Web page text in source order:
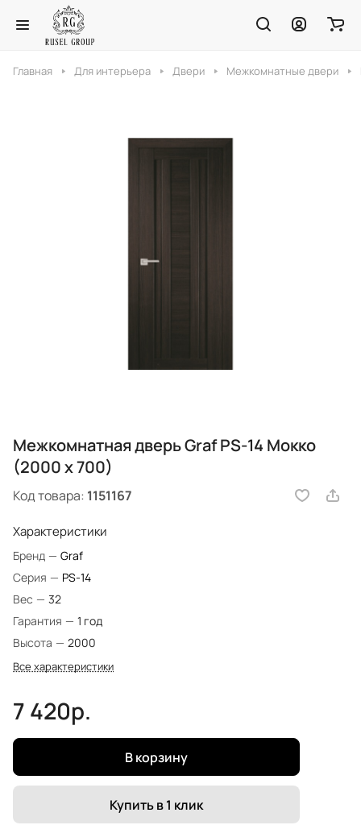
Главная Для интерьера Двери Межкомнатные двери
Межкомнатная дверь Graf PS-14 Мокко
(2000 х 700)
Код товара: 1151167
Характеристики
Бренд — Graf
Серия — PS-14
Вес — 32
Гарантия — 1 год
Высота — 2000
Все характеристики
7 420р.
В корзину
Купить в 1 клик